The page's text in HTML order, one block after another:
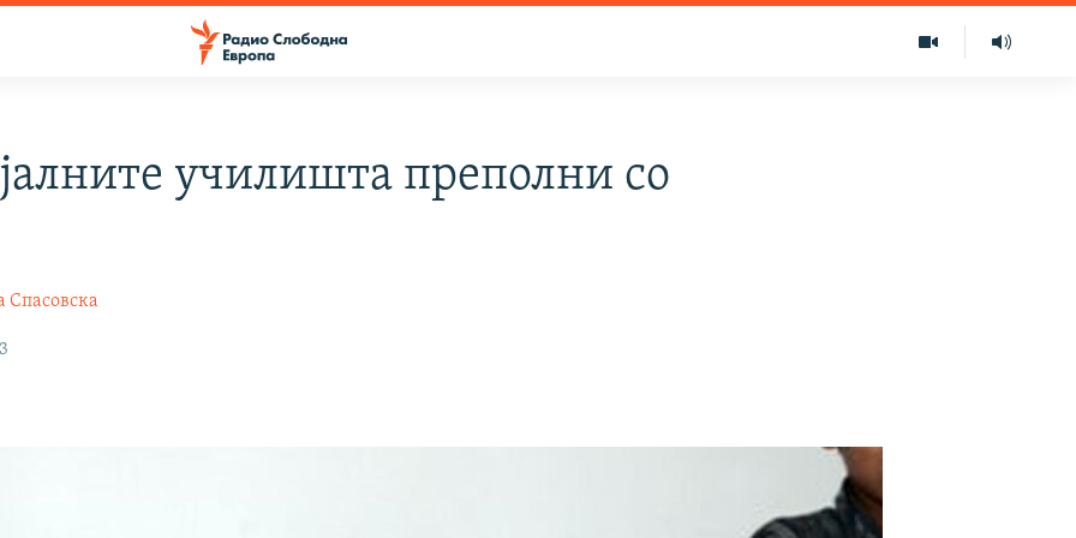
училишта преполни со
Спасовска